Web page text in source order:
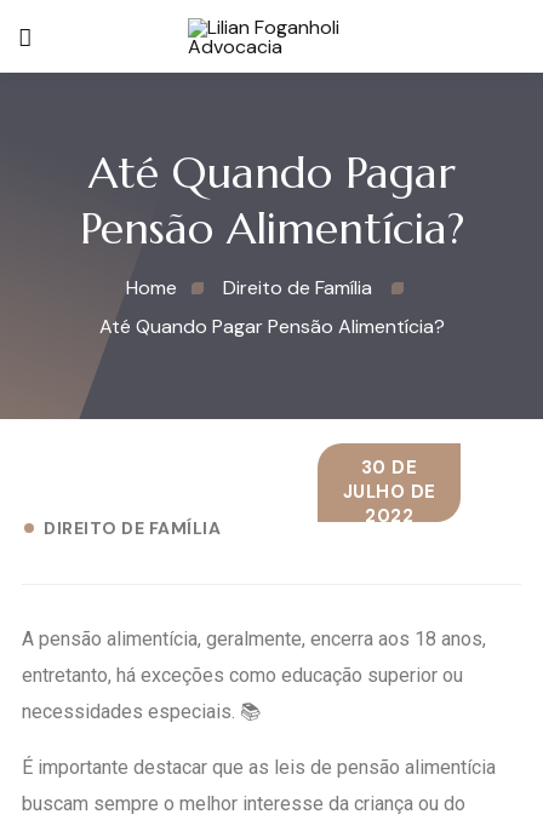
Até Quando Pagar
Pensão Alimentícia?
Home
Direito de Família
Até Quando Pagar Pensão Alimentícia?
DIREITO DE FAMÍLIA
30 DE
JULHO DE
2022
A pensão alimentícia, geralmente, encerra aos 18 anos,
entretanto, há exceções como educação superior ou
necessidades especiais. 📚
É importante destacar que as leis de pensão alimentícia
buscam sempre o melhor interesse da criança ou do